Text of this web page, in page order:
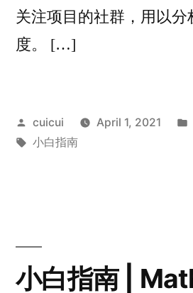
关注项目的社群，用以分
度。 […]
Posted
by
cuicui April 1, 2021
Tags:
小白指南
小白指南 |